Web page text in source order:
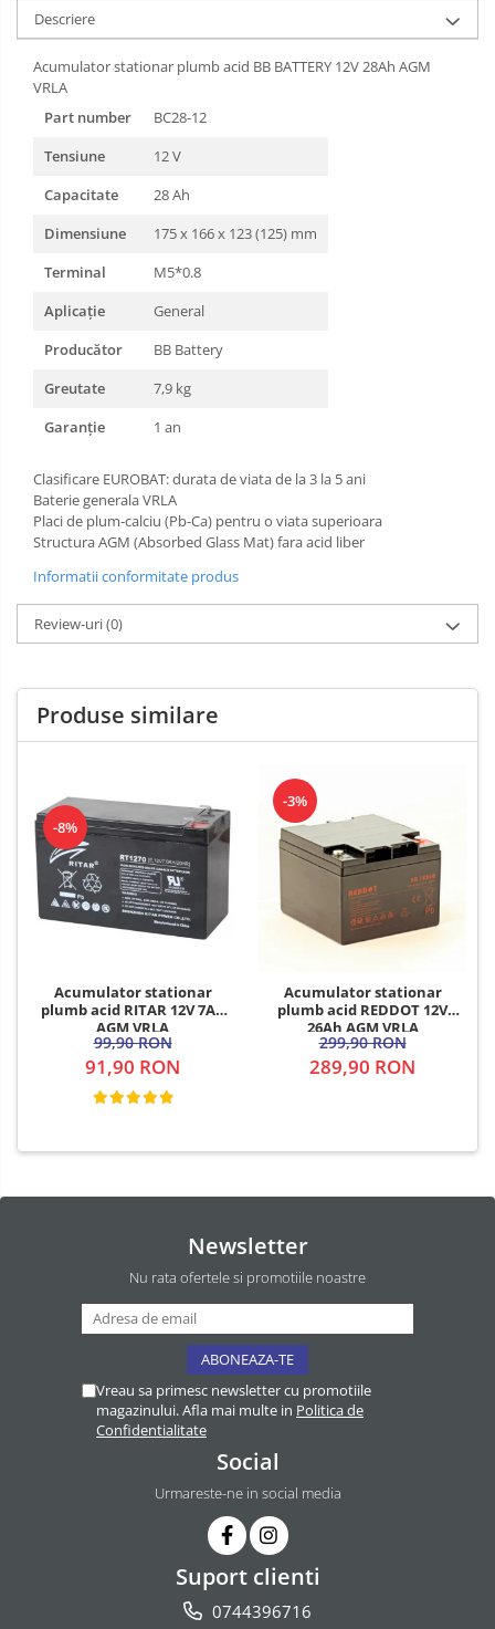
Descriere
Acumulator stationar plumb acid BB BATTERY 12V 28Ah AGM
VRLA
Part number
BC28-12
Tensiune
12 V
Capacitate
28 Ah
Dimensiune
175 x 166 x 123 (125) mm
Terminal
M5*0.8
Aplicație
General
Producător
BB Battery
Greutate
7,9 kg
Garanție
1 an
Clasificare EUROBAT: durata de viata de la 3 la 5 ani
Baterie generala VRLA
Placi de plum-calciu (Pb-Ca) pentru o viata superioara
Structura AGM (Absorbed Glass Mat) fara acid liber
Informatii conformitate produs
Review-uri(0)
Produse similare
-8%
Acumulator stationar
plumb acid RITAR 12V 7Ah
AGM VRLA
99,90 RON
91,90 RON
-3%
Acumulator stationar
plumb acid REDDOT 12V
26Ah AGM VRLA
299,90 RON
289,90 RON
Newsletter
Nu rata ofertele si promotiile noastre
Vreau sa primesc newsletter cu promotiile
magazinului. Afla mai multe in Politica de
Confidentialitate
Social
Urmareste-ne in social media
Suport clienti
0744396716